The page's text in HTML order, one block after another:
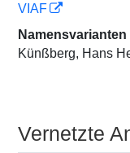
VIAF
Namensvarianten
Künßberg, Hans
Vernetzte